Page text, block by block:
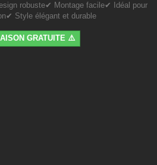
robuste✔ Montage facile✔ Idéal pour
Style élégant et durable
GRATUITE ⚠️